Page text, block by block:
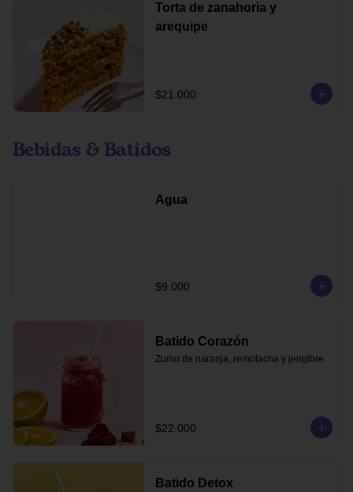
Torta de zanahoria y
arequipe
$21.000
Bebidas & Batidos
Agua
$9.000
Batido Corazón
Zumo de naranja, remolacha y jengibre.
$22.000
Batido Detox